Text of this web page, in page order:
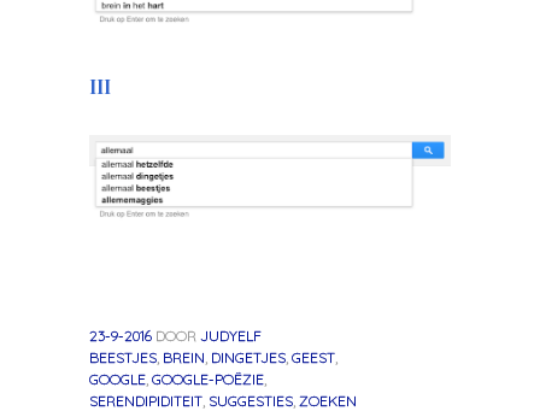
III
23-9-2016 DOOR JUDYELF
BEESTJES BREIN DINGETJES GEEST
GOOGLE GOOGLE-POËZIE
SERENDIPIDITEIT SUGGESTIES ZOEKEN